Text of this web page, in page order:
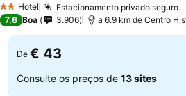
2 Estrelas
Hotel Estacionamento privado seguro
7,6 Boa 3.906 a 6.9 km de Centro
De € 43
Consulte os preços de 13 sites